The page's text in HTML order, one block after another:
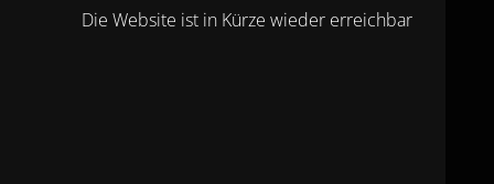
Die Website ist in Kürze wieder erreichbar